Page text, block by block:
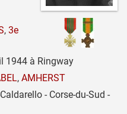
, 3e
1944 à Ringway
, AMHERST
- Corse-du-Sud -